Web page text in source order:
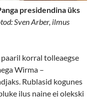
presidendina üks
Sven Arber, ilmus
korral tolleaegse
Wirma –
Rublasid kogunes
ilus naine ei olekski